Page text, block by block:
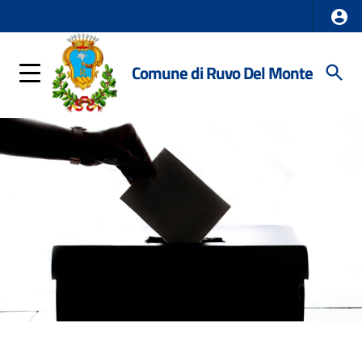
Comune di Ruvo Del Monte